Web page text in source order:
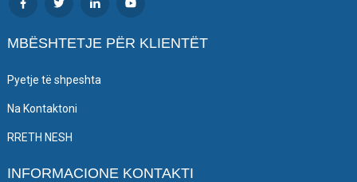
MBËSHTETJE PËR KLIENTËT
Pyetje të shpeshta
Na Kontaktoni
RRETH NESH
INFORMACIONE KONTAKTI